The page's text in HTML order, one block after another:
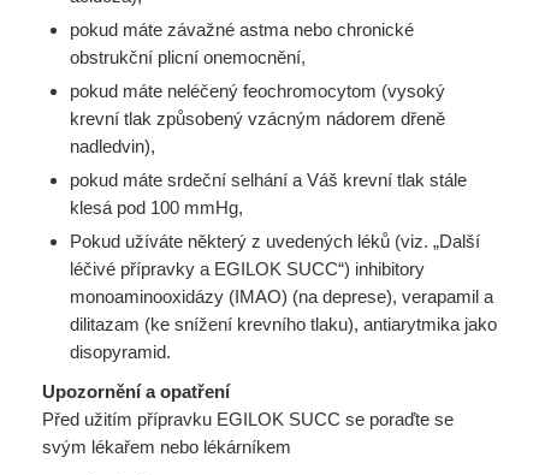
pokud máte závažné astma nebo chronické
obstrukční plicní onemocnění,
pokud máte neléčený feochromocytom (vysoký
krevní tlak způsobený vzácným nádorem dřeně
nadledvin),
pokud máte srdeční selhání a Váš krevní tlak stále
klesá pod 100 mmHg,
Pokud užíváte některý z uvedených léků (viz. „Další
léčivé přípravky a EGILOK SUCC“) inhibitory
monoaminooxidázy (IMAO) (na deprese), verapamil a
dilitazam (ke snížení krevního tlaku), antiarytmika jako
disopyramid.
Upozornění a opatření
Před užitím přípravku EGILOK SUCC se poraďte se
svým lékařem nebo lékárníkem